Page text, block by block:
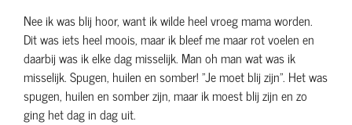
Nee ik was blij hoor, want ik wilde heel vroeg mama worden.
Dit was iets heel moois, maar ik bleef me maar rot voelen en
daarbij was ik elke dag misselijk. Man oh man wat was ik
misselijk. Spugen, huilen en somber! "Je moet blij zijn". Het was
spugen, huilen en somber zijn, maar ik moest blij zijn en zo
ging het dag in dag uit.